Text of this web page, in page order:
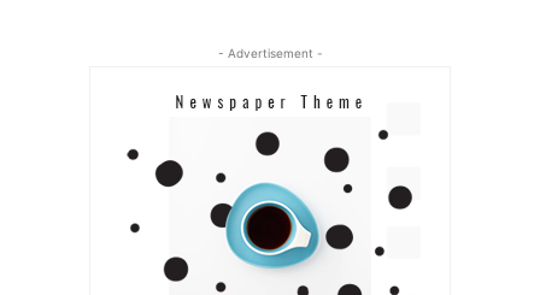
- Advertisement -